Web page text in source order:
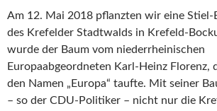
Am 12. Mai 2018 pflanzten wir eine Stiel-
des Krefelder Stadtwalds in Krefeld-
wurde der Baum vom niederrheinischen
Europaabgeordneten Karl-Heinz Florenz,
den Namen „Europa“ taufte. Mit seiner
– so der CDU-Politiker – nicht nur die